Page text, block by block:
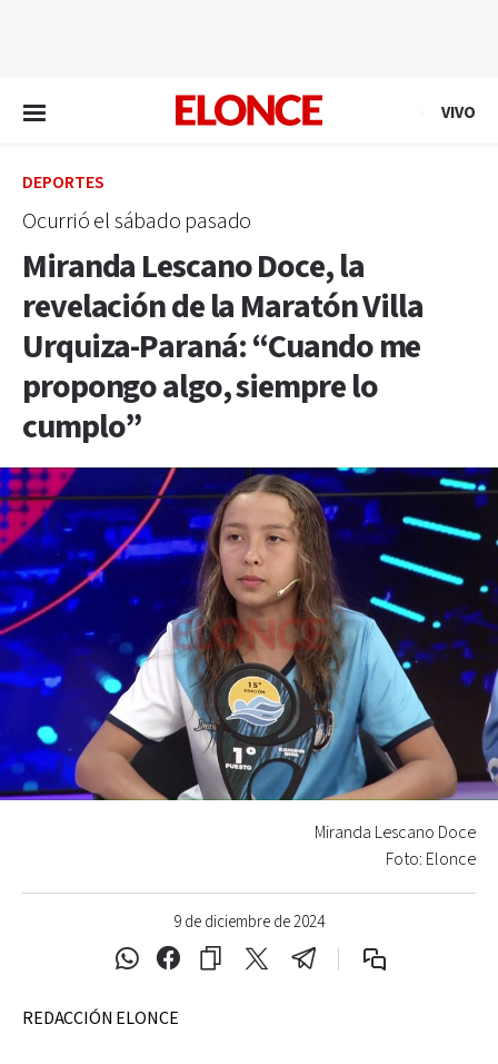
VIVO
DEPORTES
Ocurrió el sábado pasado
Miranda Lescano Doce, la
revelación de la Maratón Villa
Urquiza-Paraná: “Cuando me
propongo algo, siempre lo
cumplo”
9 de diciembre de 2024
Miranda Lescano Doce
Foto: Elonce
REDACCIÓN ELONCE